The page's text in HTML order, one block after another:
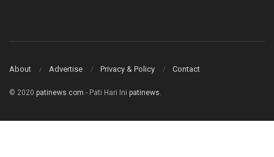
About Advertise Privacy & Policy Contact
© 2020 patinews.com - Pati Hari Ini patinews.